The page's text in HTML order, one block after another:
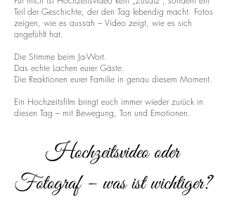
Teil der Geschichte, der den Tag lebendig macht. Fotos
zeigen, wie es aussah – Video zeigt, wie es sich
angefühlt hat.
Die Stimme beim Ja-Wort.
Das echte Lachen eurer Gäste.
Die Reaktionen eurer Familie in genau diesem Moment.
Ein Hochzeitsfilm bringt euch immer wieder zurück in
diesen Tag – mit Bewegung, Ton und Emotionen.
Hochzeitsvideo oder
Fotograf – was ist wichtiger?